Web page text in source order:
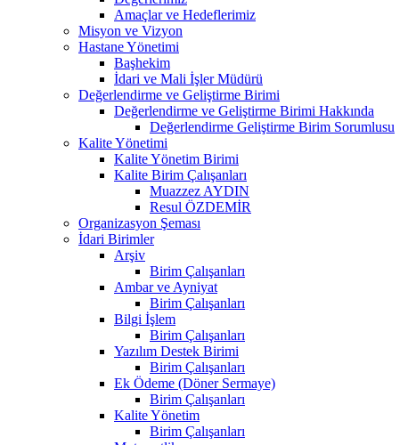
Amaçlar ve Hedeflerimiz
Misyon ve Vizyon
Hastane Yönetimi
Başhekim
İdari ve Mali İşler Müdürü
Değerlendirme ve Geliştirme Birimi
Değerlendirme ve Geliştirme Birimi Hakkında
Değerlendirme Geliştirme Birim Sorumlusu
Kalite Yönetimi
Kalite Yönetim Birimi
Kalite Birim Çalışanları
Muazzez AYDIN
Resul ÖZDEMİR
Organizasyon Şeması
İdari Birimler
Arşiv
Birim Çalışanları
Ambar ve Ayniyat
Birim Çalışanları
Bilgi İşlem
Birim Çalışanları
Yazılım Destek Birimi
Birim Çalışanları
Ek Ödeme (Döner Sermaye)
Birim Çalışanları
Kalite Yönetim
Birim Çalışanları